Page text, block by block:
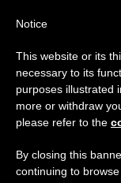
Notice
This website or its
necessary to its
purposes illustrated
more or withdraw
please refer to the
By closing this
continuing to